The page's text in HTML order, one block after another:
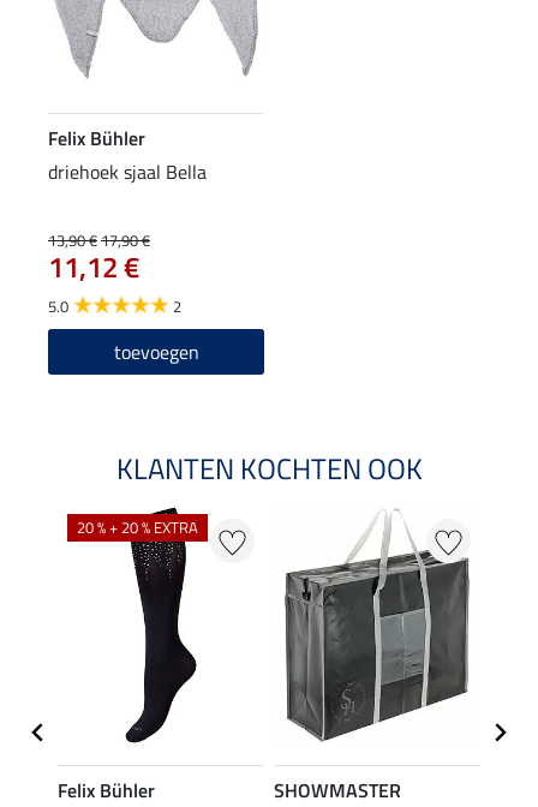
Felix Bühler
driehoek sjaal Bella
13,90 €17,90 €
11,12 €
5.0 2
toevoegen
KLANTEN KOCHTEN OOK
20 % + 20 % EXTRA
Felix Bühler
SHOWMASTER